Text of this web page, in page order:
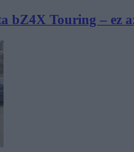
bZ4X Touring – ez